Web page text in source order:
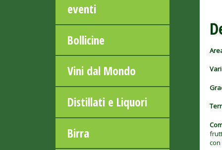
eventi
Bollicine
Vini dal Mondo
Distillati e Liquori
Birra